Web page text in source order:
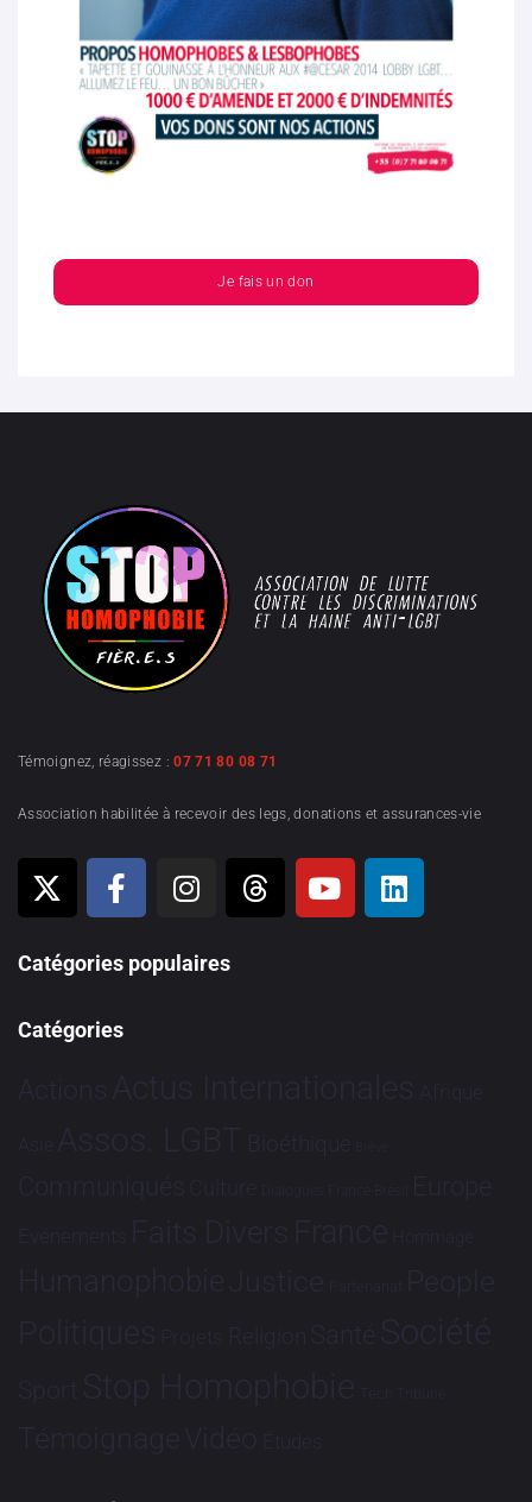
Je fais un don
Témoignez, réagissez :07 71 80 08 71
Association habilitée à recevoir des legs, donations et assurances-vie
Catégories populaires
Catégories
Actions Actus Internationales Afrique
Asie Assos. LGBT Bioéthique Brève
Communiqués Culture Dialogues France-Brésil Europe
Evénements Faits Divers France Hommage
HumanophobieJustice Partenariat People
Politiques Projets Religion Santé Société
Sport Stop Homophobie Tech Tribune
TémoignageVidéo Études